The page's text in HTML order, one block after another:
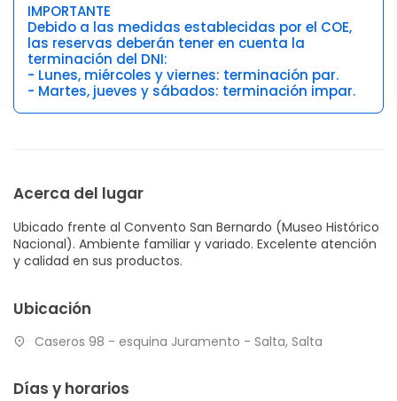
IMPORTANTE
Debido a las medidas establecidas por el COE,
las reservas deberán tener en cuenta la
terminación del DNI:
- Lunes, miércoles y viernes: terminación par.
- Martes, jueves y sábados: terminación impar.
Acerca del lugar
Ubicado frente al Convento San Bernardo (Museo Histórico
Nacional). Ambiente familiar y variado. Excelente atención
y calidad en sus productos.
Ubicación
Caseros 98 - esquina Juramento - Salta, Salta
Días y horarios